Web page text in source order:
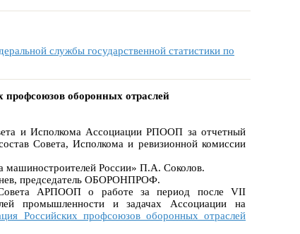
службы государственной статистики по
профсоюзов оборонных отраслей
и Исполкома Ассоциации РПООП за отчетный
Совета, Исполкома и ревизионной комиссии
машиностроителей России» П.А. Соколов.
председатель ОБОРОНПРОФ.
АРПООП о работе за период после VII
промышленности и задачах Ассоциации на
Российских профсоюзов оборонных отраслей